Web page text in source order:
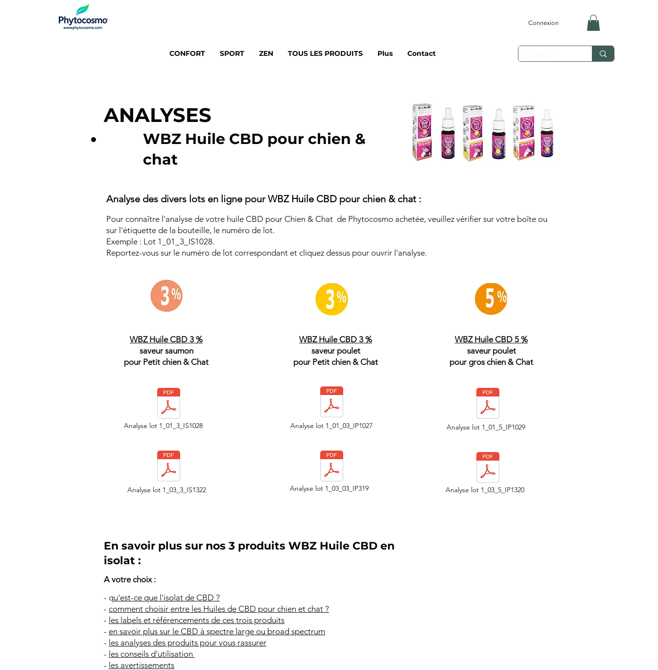
Connexion
CONFORT SPORT ZEN TOUS LES PRODUITS Plus Contact
ANALYSES
WBZ Huile CBD pour chien &
chat
Analyse des divers lots en ligne pourWBZ Huile CBD pour chien & chat :
Pour connaître l'analyse de votre huile CBD pour Chien & Chat de Phytocosmo achetée, veuillez vérifier sur votre boîte ou
sur l'étiquette de la bouteille, le numéro de lot.
Exemple : Lot 1_01_3_IS1028.
Reportez-vous sur le numéro de lot correspondant et cliquez dessus pour ouvrir l'analyse.
WBZ Huile CBD 3 %
saveur saumon
pour Petit chien & Chat
Analyse lot 1_01_3_IS1028
Analyse lot 1_03 _3_IS1322
WBZ Huile CBD 3 %
saveur poulet
pour Petit chien & Chat
Analyse lot 1_01_03_IP1027
Analyse lot 1_03_03_IP319
WBZ Huile CBD 5 %
saveur poulet
pour gros chien & Chat
Analyse lot 1_01_5_IP1029
Analyse lot 1_03_5_IP1320
En savoir plus sur nos 3 produits WBZ Huile CBD en
isolat :
A votre choix :
- qu'est-ce que l'isolat de CBD ?
- comment choisir entre les Huiles de CBD pour chien et chat ?
- les labels et référencements de ces trois produits
- en savoir plus sur le CBD à spectre large ou broad spectrum
- les analyses des produits pour vous rassurer
- les conseils d'utilisation
- les avertissements